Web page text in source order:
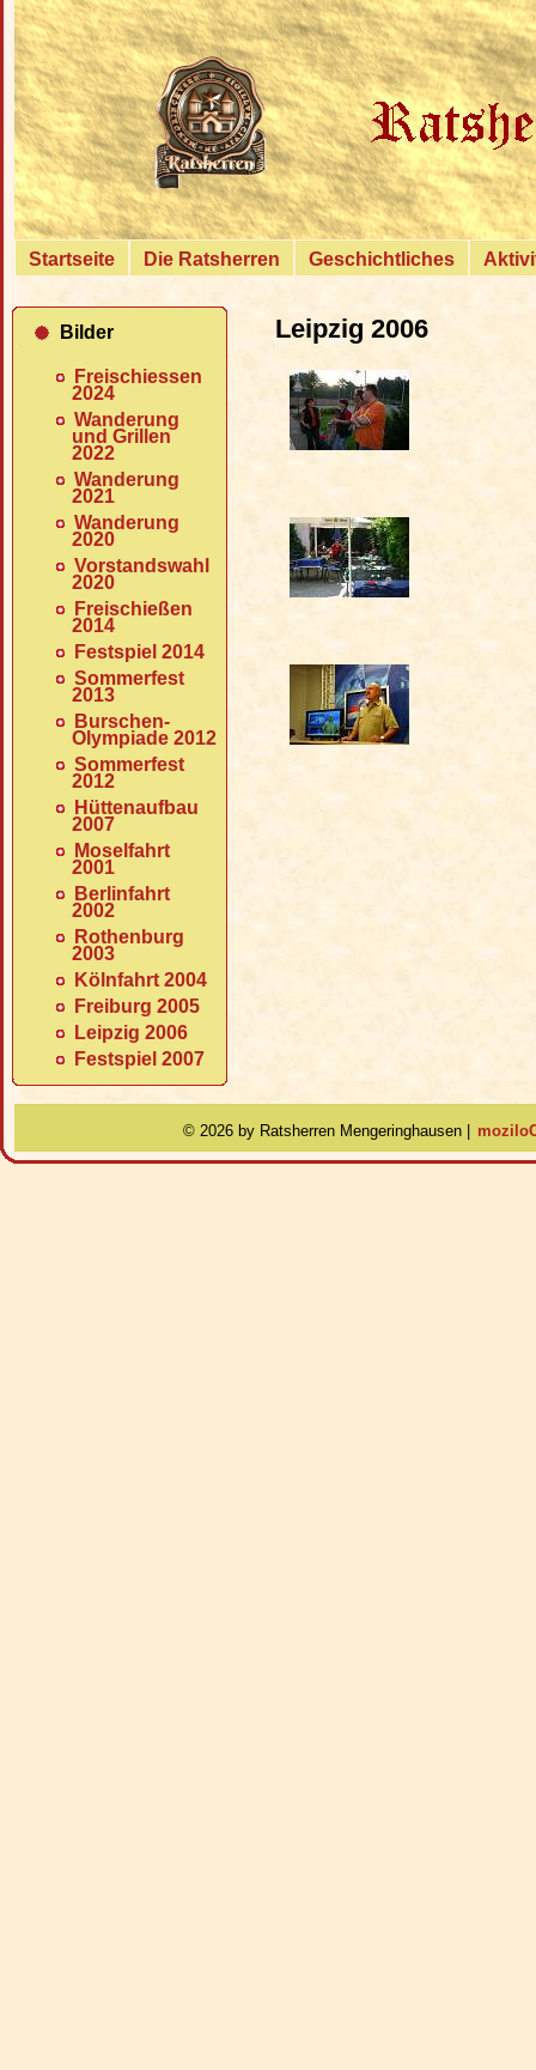
Startseite Die Ratsherren Geschichtliches
Bilder
Freischiessen
2024
Wanderung
und Grillen
2022
Wanderung
2021
Wanderung
2020
Vorstandswahl
2020
Freischießen
2014
Festspiel 2014
Sommerfest
2013
Burschen-
Olympiade 2012
Sommerfest
2012
Hüttenaufbau
2007
Moselfahrt
2001
Berlinfahrt
2002
Rothenburg
2003
Kölnfahrt 2004
Freiburg 2005
Leipzig 2006
Festspiel 2007
Leipzig 2006
© 2026 by Ratsherren Mengeringhausen |